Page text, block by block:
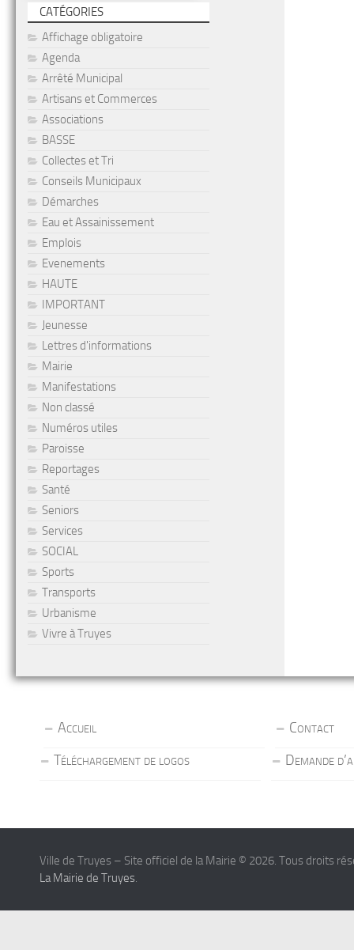
CATÉGORIES
Affichage obligatoire
Agenda
Arrêté Municipal
Artisans et Commerces
Associations
BASSE
Collectes et Tri
Conseils Municipaux
Démarches
Eau et Assainissement
Emplois
Evenements
HAUTE
IMPORTANT
Jeunesse
Lettres d'informations
Mairie
Manifestations
Non classé
Numéros utiles
Paroisse
Reportages
Santé
Seniors
Services
SOCIAL
Sports
Transports
Urbanisme
Vivre à Truyes
Accueil
Contact
Téléchargement de logos
Demande
Ville de Truyes – Site officiel de la Mairie © 2026. Tous droits
La Mairie de Truyes.